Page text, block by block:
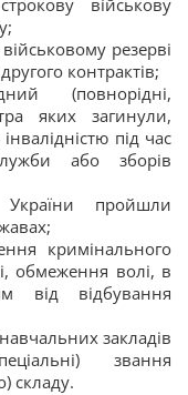
військову
резерві
контрактів;
(повнорідні,
яких загинули,
під час
або зборів
пройшли
кримінального
обмеження волі, в
від відбування
закладів
звання
складу.